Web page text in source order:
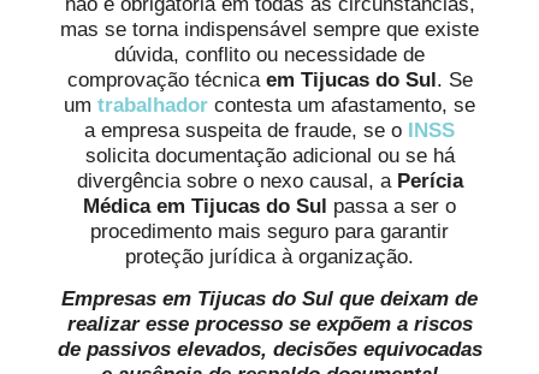
mas se torna indispensável sempre que existe
dúvida, conflito ou necessidade de
comprovação técnica em Tijucas do Sul. Se
um trabalhador contesta um afastamento, se
a empresa suspeita de fraude, se o INSS
solicita documentação adicional ou se há
divergência sobre o nexo causal, a Perícia
Médica em Tijucas do Sul passa a ser o
procedimento mais seguro para garantir
proteção jurídica à organização.
Empresas em Tijucas do Sul que deixam de
realizar esse processo se expõem a riscos
de passivos elevados, decisões equivocadas